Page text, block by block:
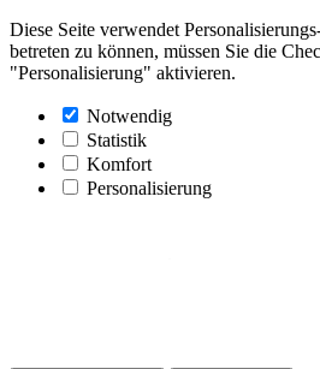
Diese Seite verwendet
betreten zu können, müssen Sie die
"Personalisierung" aktivieren.
Notwendig
Statistik
Komfort
Personalisierung